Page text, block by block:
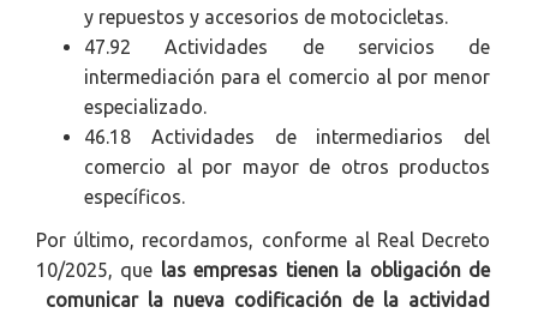
y repuestos y accesorios de motocicletas.
47.92 Actividades de servicios de
intermediación para el comercio al por menor
especializado.
46.18 Actividades de intermediarios del
comercio al por mayor de otros productos
específicos.
Por último, recordamos, conforme al Real Decreto
10/2025, que las empresas tienen la obligación de
comunicar la nueva codificación de la actividad